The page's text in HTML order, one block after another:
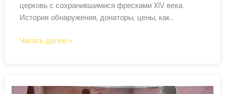
церковь с сохранившимися фресками XIV века.
История обнаружения, донаторы, цены, как
Храм
—
Читать далее »